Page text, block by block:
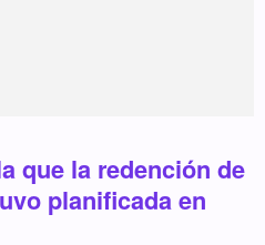
que la redención de
planificada en